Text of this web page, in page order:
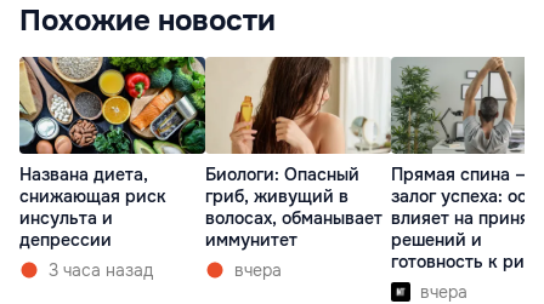
Похожие новости
Названа диета,
снижающая риск
инсульта и
депрессии
3 часа назад
Биологи: Опасный
гриб, живущий в
волосах, обманывает
иммунитет
вчера
Прямая спина —
залог успеха:
влияет на
решений и
готовность к
вчера